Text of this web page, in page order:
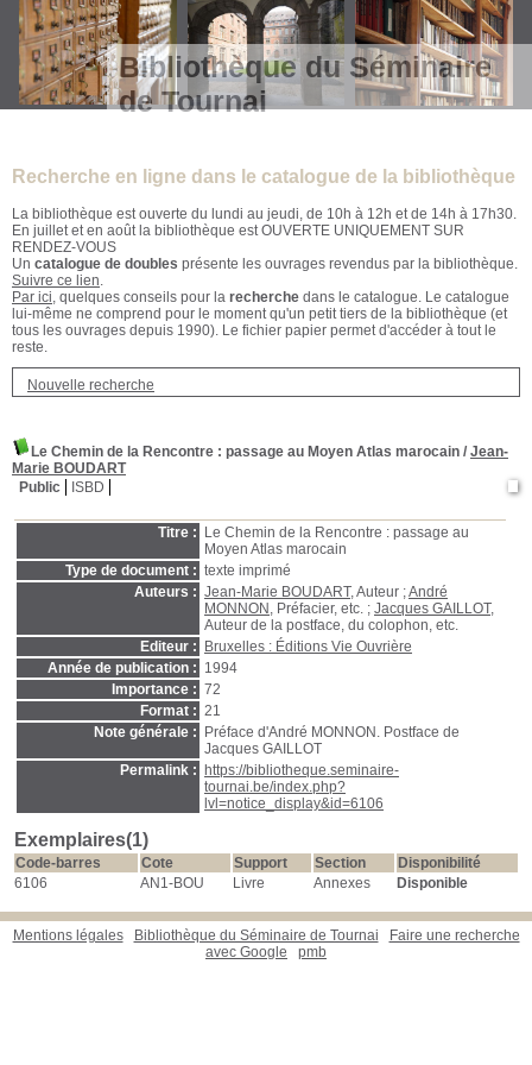
Bibliothèque du Séminaire
de Tournai
Recherche en ligne dans le catalogue de la bibliothèque
La bibliothèque est ouverte du lundi au jeudi, de 10h à 12h et de 14h à 17h30.
En juillet et en août la bibliothèque est OUVERTE UNIQUEMENT SUR
RENDEZ-VOUS
Un catalogue de doubles présente les ouvrages revendus par la bibliothèque.
Suivre ce lien.
Par ici, quelques conseils pour la recherche dans le catalogue. Le catalogue
lui-même ne comprend pour le moment qu'un petit tiers de la bibliothèque (et
tous les ouvrages depuis 1990). Le fichier papier permet d'accéder à tout le
reste.
Nouvelle recherche
Le Chemin de la Rencontre : passage au Moyen Atlas marocain / Jean-
Marie BOUDART
Public
ISBD
Titre :
Le Chemin de la Rencontre : passage au
Moyen Atlas marocain
Type de document : texte imprimé
Auteurs : Jean-Marie BOUDART, Auteur ;André
MONNON , Préfacier, etc. ; Jacques GAILLOT,
Auteur de la postface, du colophon, etc.
Editeur :
Bruxelles : Éditions Vie Ouvrière
Année de publication : 1994
Importance : 72
Format : 21
Note générale :
Préface d'André MONNON. Postface de
Jacques GAILLOT
Permalink :
https://bibliotheque.seminaire-
tournai.be/index.php?
lvl=notice_display&id=6106
Exemplaires(1)
Code-barres Cote Support Section
Disponibilité
6106
AN1-BOU Livre Annexes Disponible
Mentions légales Bibliothèque du Séminaire de Tournai
Faire une recherche
avec Google
pmb